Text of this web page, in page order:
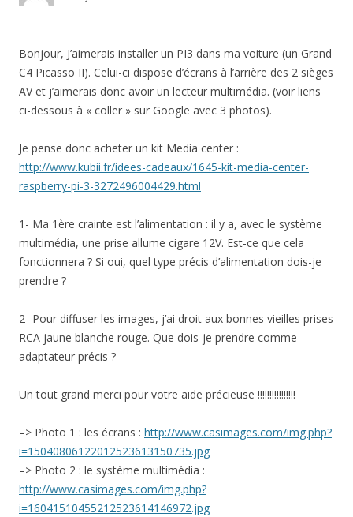
Bonjour, J’aimerais installer un PI3 dans ma voiture (un Grand
C4 Picasso II). Celui-ci dispose d’écrans à l’arrière des 2 sièges
AV et j’aimerais donc avoir un lecteur multimédia. (voir liens
ci-dessous à « coller » sur Google avec 3 photos).
Je pense donc acheter un kit Media center :
http://www.kubii.fr/idees-cadeaux/1645-kit-media-center-
raspberry-pi-3-3272496004429.html
1- Ma 1ère crainte est l’alimentation : il y a, avec le système
multimédia, une prise allume cigare 12V. Est-ce que cela
fonctionnera ? Si oui, quel type précis d’alimentation dois-je
prendre ?
2- Pour diffuser les images, j’ai droit aux bonnes vieilles prises
RCA jaune blanche rouge. Que dois-je prendre comme
adaptateur précis ?
Un tout grand merci pour votre aide précieuse !!!!!!!!!!!!!!!!
–> Photo 1 : les écrans : http://www.casimages.com/img.php?
i=15040806122012523613150735.jpg
–> Photo 2 : le système multimédia :
http://www.casimages.com/img.php?
i=16041510455212523614146972.jpg